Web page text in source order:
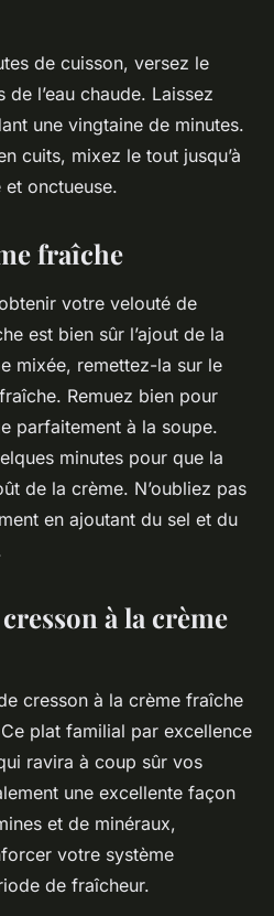
de cuisson, versez le
l’eau chaude. Laissez
une vingtaine de minutes.
cuits, mixez le tout jusqu’à
onctueuse.
fraîche
votre velouté de
est bien sûr l’ajout de la
mixée, remettez-la sur le
Remuez bien pour
parfaitement à la soupe.
minutes pour que la
de la crème. N’oubliez pas
en ajoutant du sel et du
à la crème
cresson à la crème fraîche
plat familial par excellence
ravira à coup sûr vos
une excellente façon
et de minéraux,
votre système
de fraîcheur.